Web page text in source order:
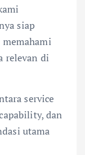
siap
relevan di
service
dan
utama